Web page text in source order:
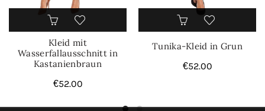
Kleid mit
Wasserfallausschnitt in
Kastanienbraun
€52.00
Tunika-Kleid in Grun
€52.00